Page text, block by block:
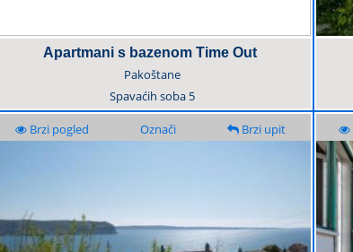
Apartmani s bazenom Time Out
Pakoštane
Spavaćih soba 5
Brzi pogled Označi Brzi upit